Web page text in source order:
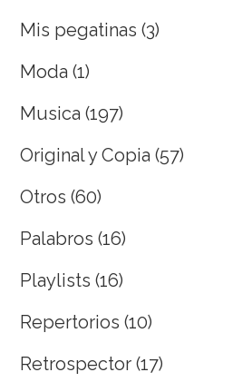
Mis pegatinas (3)
Moda (1)
Musica (197)
Original y Copia (57)
Otros (60)
Palabros (16)
Playlists (16)
Repertorios (10)
Retrospector (17)